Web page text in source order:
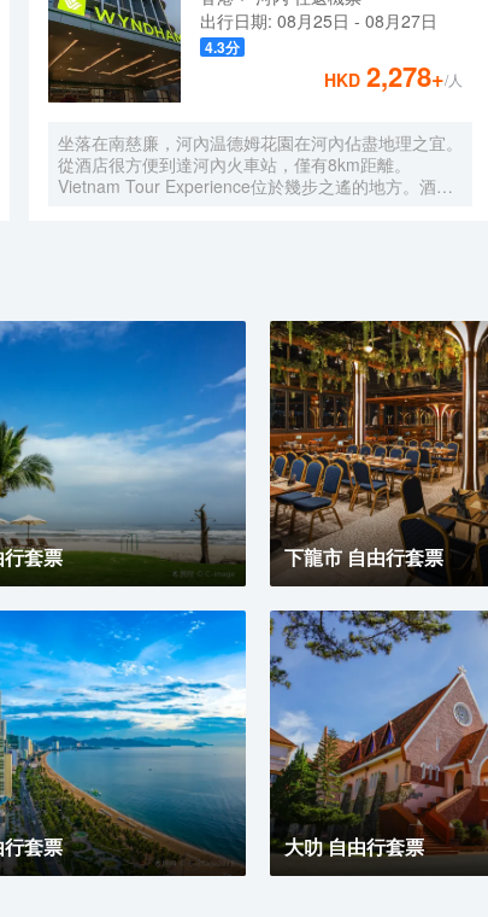
出行日期: 08月25日 - 08月27日
4.3分
HKD 2,278+/人
坐落在南慈廉，河內温德姆花園在河內佔盡地理之宜。
從酒店很方便到達河內火車站，僅有8km距離。
Vietnam Tour Experience位於幾步之遙的地方。酒店
套票 下龍市 自由行套票
套票 大叻 自由行套票